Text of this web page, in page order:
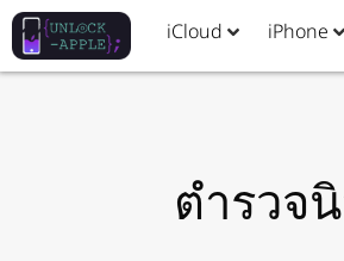
iCloud iPhone
ตำรวจ